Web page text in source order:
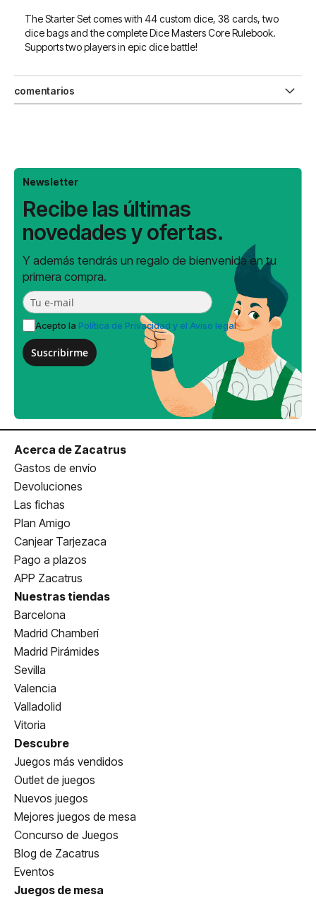
The Starter Set comes with 44 custom dice, 38 cards, two
dice bags and the complete Dice Masters Core Rulebook.
Supports two players in epic dice battle!
comentarios
Newsletter
Recibe las últimas
novedades y ofertas.
Y además tendrás un regalo de bienvenida en tu
primera compra.
Acepto la Política de Privacidad y el Aviso legal
Suscribirme
Acerca de Zacatrus
Gastos de envío
Devoluciones
Las fichas
Plan Amigo
Canjear Tarjezaca
Pago a plazos
APP Zacatrus
Nuestras tiendas
Barcelona
Madrid Chamberí
Madrid Pirámides
Sevilla
Valencia
Valladolid
Vitoria
Descubre
Juegos más vendidos
Outlet de juegos
Nuevos juegos
Mejores juegos de mesa
Concurso de Juegos
Blog de Zacatrus
Eventos
Juegos de mesa